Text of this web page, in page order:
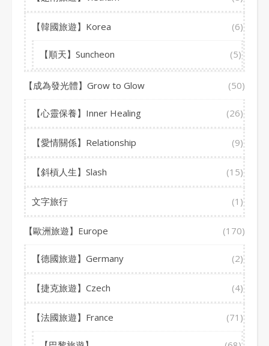
【韓國旅遊】Korea (6)
【順天】Suncheon (5)
【成為發光體】Grow to Glow (50)
【心靈保養】Inner Healing (26)
【愛情關係】Relationship (9)
【斜槓人生】Slash (15)
文字旅行 (1)
【歐洲旅遊】Europe (170)
【德國旅遊】Germany (2)
【捷克旅遊】Czech (4)
【法國旅遊】France (71)